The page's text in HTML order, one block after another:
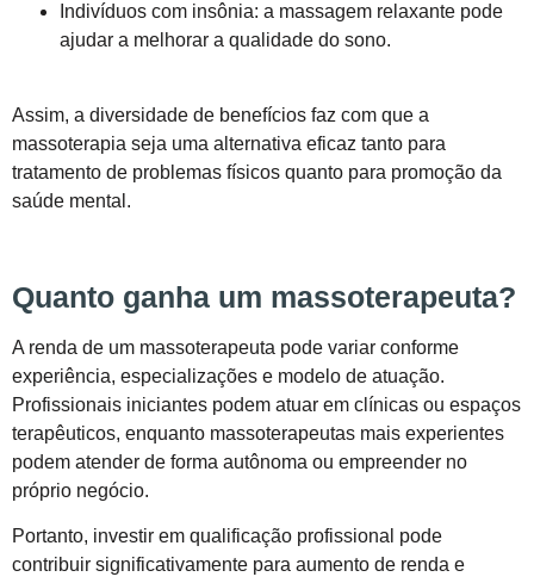
Indivíduos com insônia: a massagem relaxante pode
ajudar a melhorar a qualidade do sono.
Assim, a diversidade de benefícios faz com que a
massoterapia seja uma alternativa eficaz tanto para
tratamento de problemas físicos quanto para promoção da
saúde mental.
Quanto ganha um massoterapeuta?
A renda de um massoterapeuta pode variar conforme
experiência, especializações e modelo de atuação.
Profissionais iniciantes podem atuar em clínicas ou espaços
terapêuticos, enquanto massoterapeutas mais experientes
podem atender de forma autônoma ou empreender no
próprio negócio.
Portanto, investir em qualificação profissional pode
contribuir significativamente para aumento de renda e